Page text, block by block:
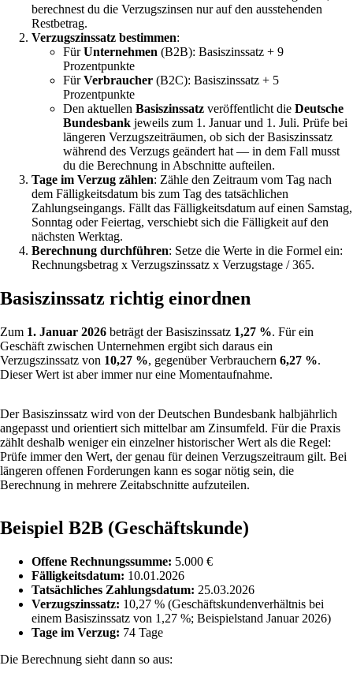
berechnest du die Verzugszinsen nur auf den ausstehenden
Restbetrag.
Verzugszinssatz bestimmen:
FürUnternehmen (B2B): Basiszinssatz + 9
Prozentpunkte
FürVerbraucher (B2C): Basiszinssatz + 5
Prozentpunkte
Den aktuellen Basiszinssatz veröffentlicht die Deutsche
Bundesbank jeweils zum 1. Januar und 1. Juli. Prüfe bei
längeren Verzugszeiträumen, ob sich der Basiszinssatz
während des Verzugs geändert hat — in dem Fall musst
du die Berechnung in Abschnitte aufteilen.
Tage im Verzug zählen: Zähle den Zeitraum vom Tag nach
dem Fälligkeitsdatum bis zum Tag des tatsächlichen
Zahlungseingangs. Fällt das Fälligkeitsdatum auf einen Samstag,
Sonntag oder Feiertag, verschiebt sich die Fälligkeit auf den
nächsten Werktag.
Berechnung durchführen: Setze die Werte in die Formel ein:
Rechnungsbetrag x Verzugszinssatz x Verzugstage / 365.
Basiszinssatz richtig einordnen
Zum 1. Januar 2026 beträgt der Basiszinssatz 1,27 %. Für ein
Geschäft zwischen Unternehmen ergibt sich daraus ein
Verzugszinssatz von 10,27 %, gegenüber Verbrauchern 6,27 %.
Dieser Wert ist aber immer nur eine Momentaufnahme.
Der Basiszinssatz wird von der Deutschen Bundesbank halbjährlich
angepasst und orientiert sich mittelbar am Zinsumfeld. Für die Praxis
zählt deshalb weniger ein einzelner historischer Wert als die Regel:
Prüfe immer den Wert, der genau für deinen Verzugszeitraum gilt. Bei
längeren offenen Forderungen kann es sogar nötig sein, die
Berechnung in mehrere Zeitabschnitte aufzuteilen.
Beispiel B2B (Geschäftskunde)
Offene Rechnungssumme: 5.000 €
Fälligkeitsdatum: 10.01.2026
Tatsächliches Zahlungsdatum: 25.03.2026
Verzugszinssatz: 10,27 % (Geschäftskundenverhältnis bei
einem Basiszinssatz von 1,27 %; Beispielstand Januar 2026)
Tage im Verzug: 74 Tage
Die Berechnung sieht dann so aus: